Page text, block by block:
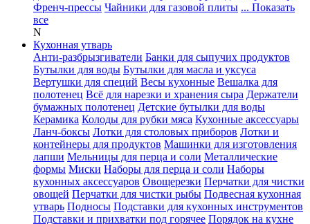
Френч-прессы Чайники для газовой плиты ... Показать
все
N
Кухонная утварь
Анти-разбрызгиватели Банки для сыпучих продуктов
Бутылки для воды Бутылки для масла и уксуса
Вертушки для специй Весы кухонные Вешалка для
полотенец Всё для нарезки и хранения сыра Держатели
бумажных полотенец Детские бутылки для воды
Керамика Колоды для рубки мяса Кухонные аксессуары
Ланч-боксы Лотки для столовых приборов Лотки и
контейнеры для продуктов Машинки для изготовления
лапши Мельницы для перца и соли Металлические
формы Миски Наборы для перца и соли Наборы
кухонных аксессуаров Овощерезки Перчатки для чистки
овощей Перчатки для чистки рыбы Подвесная кухонная
утварь Подносы Подставки для кухонных инструментов
Подставки и прихватки под горячее Порядок на кухне